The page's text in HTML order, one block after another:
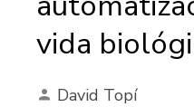
vida
David Topí